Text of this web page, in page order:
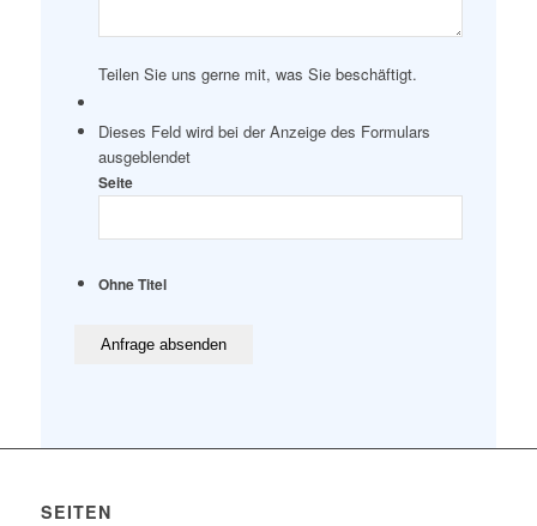
Teilen Sie uns gerne mit, was Sie beschäftigt.
Dieses Feld wird bei der Anzeige des Formulars
ausgeblendet
Seite
Ohne Titel
SEITEN